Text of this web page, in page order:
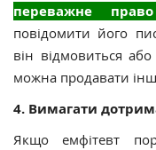
переважне
повідомити його
він відмовиться
можна продавати
4. Вимагати
Якщо емфітевт